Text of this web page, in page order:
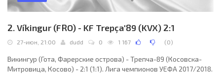
2. Víkingur (FRO) - KF Trepça'89 (KVX) 2:1
27-июн, 21:00 dudd 0 1 167 (0)
Викингур (Гота, Фарерские острова) - Трепча-89 (Косовска-
Митровица, Косово) - 2:1 (1:1). Лига чемпионов УЕФА 2017/2018.